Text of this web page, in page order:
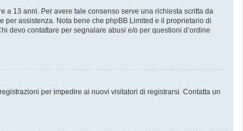
a 13 anni. Per avere tale consenso serve una richiesta scritta da
assistenza. Nota bene che phpBB Limited e il proprietario di
devo contattare per segnalare abusi e/o per questioni d’ordine
per impedire ai nuovi visitatori di registrarsi. Contatta un